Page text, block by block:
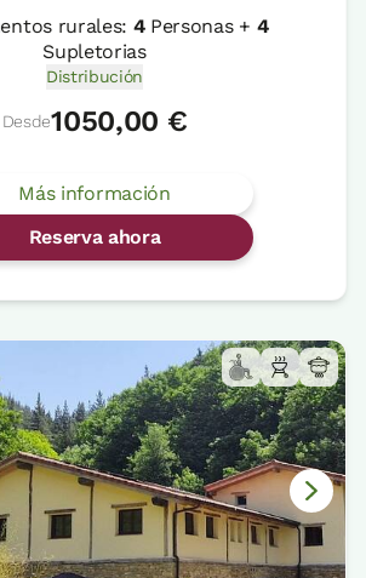
rurales: 4Personas + 4
Supletorias
Distribución
Desde1050,00 €
Más información
Reserva ahora